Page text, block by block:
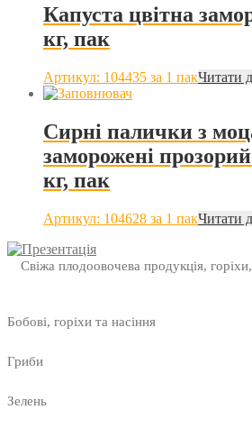
Капуста цвітна
кг, пак
Артикул: 104435 за 1 пакЧитати
Сирні палички з
заморожені
кг, пак
Артикул: 104628 за 1 пакЧитати
Свіжа плодоовочева продукція,
Бобові, горіхи та насіння
Гриби
Зелень